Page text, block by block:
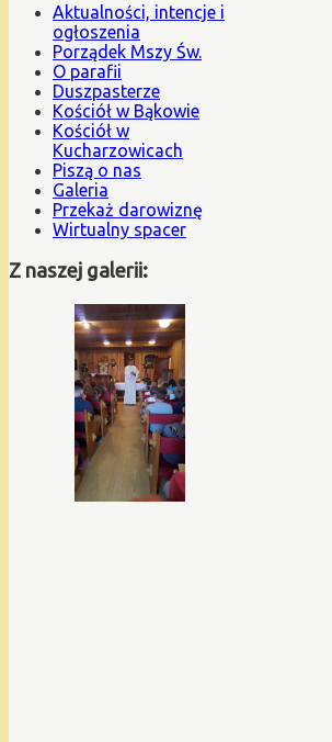
Aktualności, intencje i
ogłoszenia
Porządek Mszy Św.
O parafii
Duszpasterze
Kościół w Bąkowie
Kościół w
Kucharzowicach
Piszą o nas
Galeria
Przekaż darowiznę
Wirtualny spacer
Z naszej galerii: